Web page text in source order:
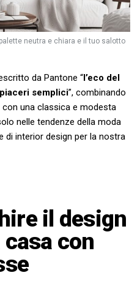
neutra e chiara e il tuo salotto
da Pantone “l’eco del
semplici”, combinando
una classica e modesta
nelle tendenze della moda
di interior design per la nostra
il design
con